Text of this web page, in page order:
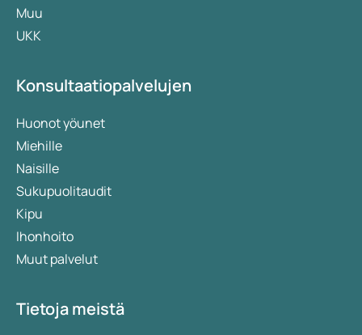
Muu
UKK
Konsultaatiopalvelujen
Huonot yöunet
Miehille
Naisille
Sukupuolitaudit
Kipu
Ihonhoito
Muut palvelut
Tietoja meistä